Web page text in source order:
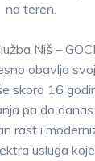
na teren.
Niš –
obavlja
skoro 16
pa do
rast i
usluga